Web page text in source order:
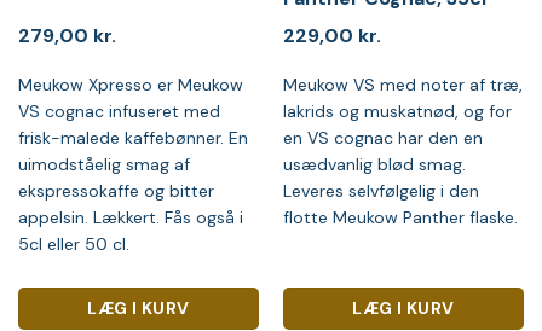
279,00 kr.
Meukow Xpresso er Meukow
VS cognac infuseret med
frisk-malede kaffebønner. En
uimodståelig smag af
ekspressokaffe og bitter
appelsin. Lækkert. Fås også i
5cl eller 50 cl.
LÆG I KURV
229,00 kr.
Meukow VS med noter af træ,
lakrids og muskatnød, og for
en VS cognac har den en
usædvanlig blød smag.
Leveres selvfølgelig i den
flotte Meukow Panther flaske.
LÆG I KURV